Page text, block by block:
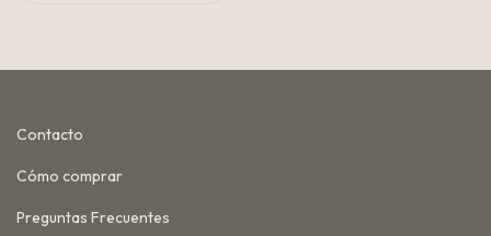
Contacto
Cómo comprar
Preguntas Frecuentes